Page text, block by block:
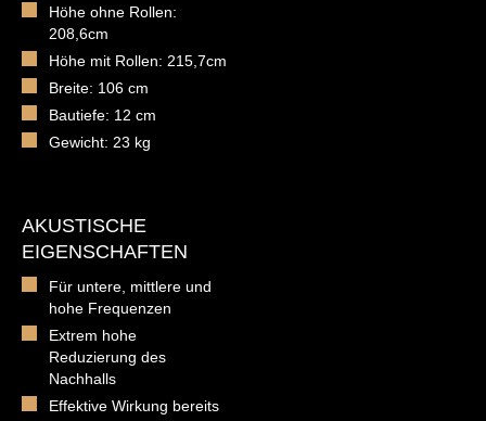
Höhe ohne Rollen:
208,6cm
Höhe mit Rollen: 215,7cm
Breite: 106 cm
Bautiefe: 12 cm
Gewicht: 23 kg
AKUSTISCHE
EIGENSCHAFTEN
Für untere, mittlere und
hohe Frequenzen
Extrem hohe
Reduzierung des
Nachhalls
Effektive Wirkung bereits